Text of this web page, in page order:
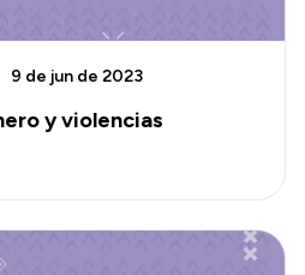
y violencias
9 de jun de 2023